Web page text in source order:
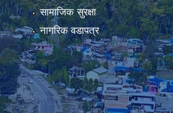
सामाजिक सुरक्षा
नागरिक वडापत्र